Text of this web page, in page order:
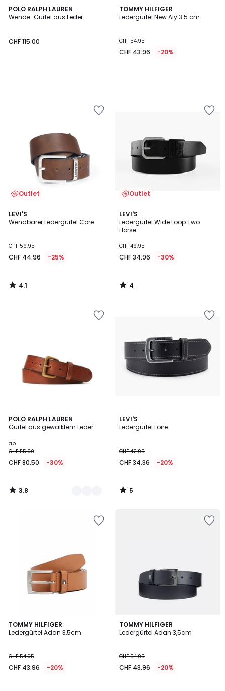
POLO RALPH LAUREN
Wende-Gürtel aus Leder
CHF 115.00
TOMMY HILFIGER
Ledergürtel New Aly 3.5 cm
CHF 54.95
CHF 43.96 -20%
Outlet
LEVI'S
Wendbarer Ledergürtel Core
CHF 59.95
CHF 44.96 -25%
4.1
/ 5
4.1
/
Outlet
LEVI'S
Ledergürtel Wide Loop Two
Horse
CHF 49.95
CHF 34.96 -30%
4
/
5
4
/
POLO RALPH LAUREN
Gürtel aus gewalktem Leder
ab
CHF 115.00
CHF 80.50 -30%
3.8
/ 5
2
Farben
3.8
/
LEVI'S
Ledergürtel Loire
CHF 42.95
CHF 34.36 -20%
5
/
5
/
TOMMY HILFIGER
Ledergürtel Adan 3,5cm
CHF 54.95
CHF 43.96 -20%
TOMMY HILFIGER
Ledergürtel Adan 3,5cm
CHF 54.95
CHF 43.96 -20%
5
/